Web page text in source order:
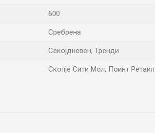
600
Сребрена
Секојдневен, Тренди
Скопје Сити Мол, Поинт